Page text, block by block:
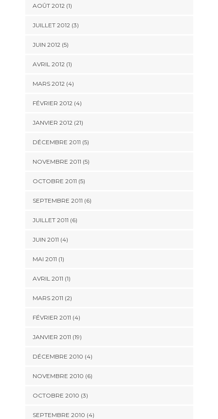
AOÛT 2012 (1)
JUILLET 2012 (3)
JUIN 2012 (5)
AVRIL 2012 (1)
MARS 2012 (4)
FÉVRIER 2012 (4)
JANVIER 2012 (21)
DÉCEMBRE 2011 (5)
NOVEMBRE 2011 (5)
OCTOBRE 2011 (5)
SEPTEMBRE 2011 (6)
JUILLET 2011 (6)
JUIN 2011 (4)
MAI 2011 (1)
AVRIL 2011 (1)
MARS 2011 (2)
FÉVRIER 2011 (4)
JANVIER 2011 (19)
DÉCEMBRE 2010 (4)
NOVEMBRE 2010 (6)
OCTOBRE 2010 (3)
SEPTEMBRE 2010 (4)